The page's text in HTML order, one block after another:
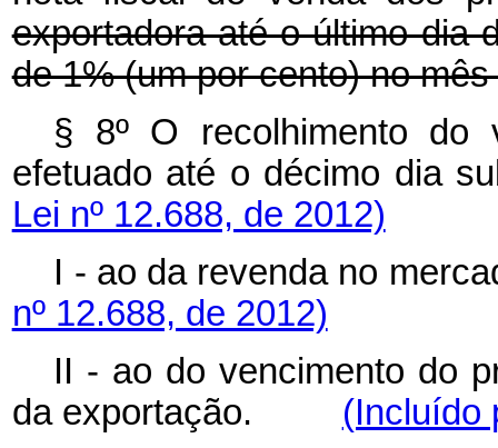
exportadora até o último dia
de 1% (um por cento) no
§ 8º O recolhimento do
efetuado até o décimo
Lei nº 12.688, de 2012)
I - ao da revenda no
nº 12.688, de 2012)
II - ao do vencimento do
da exportação. (Incluído